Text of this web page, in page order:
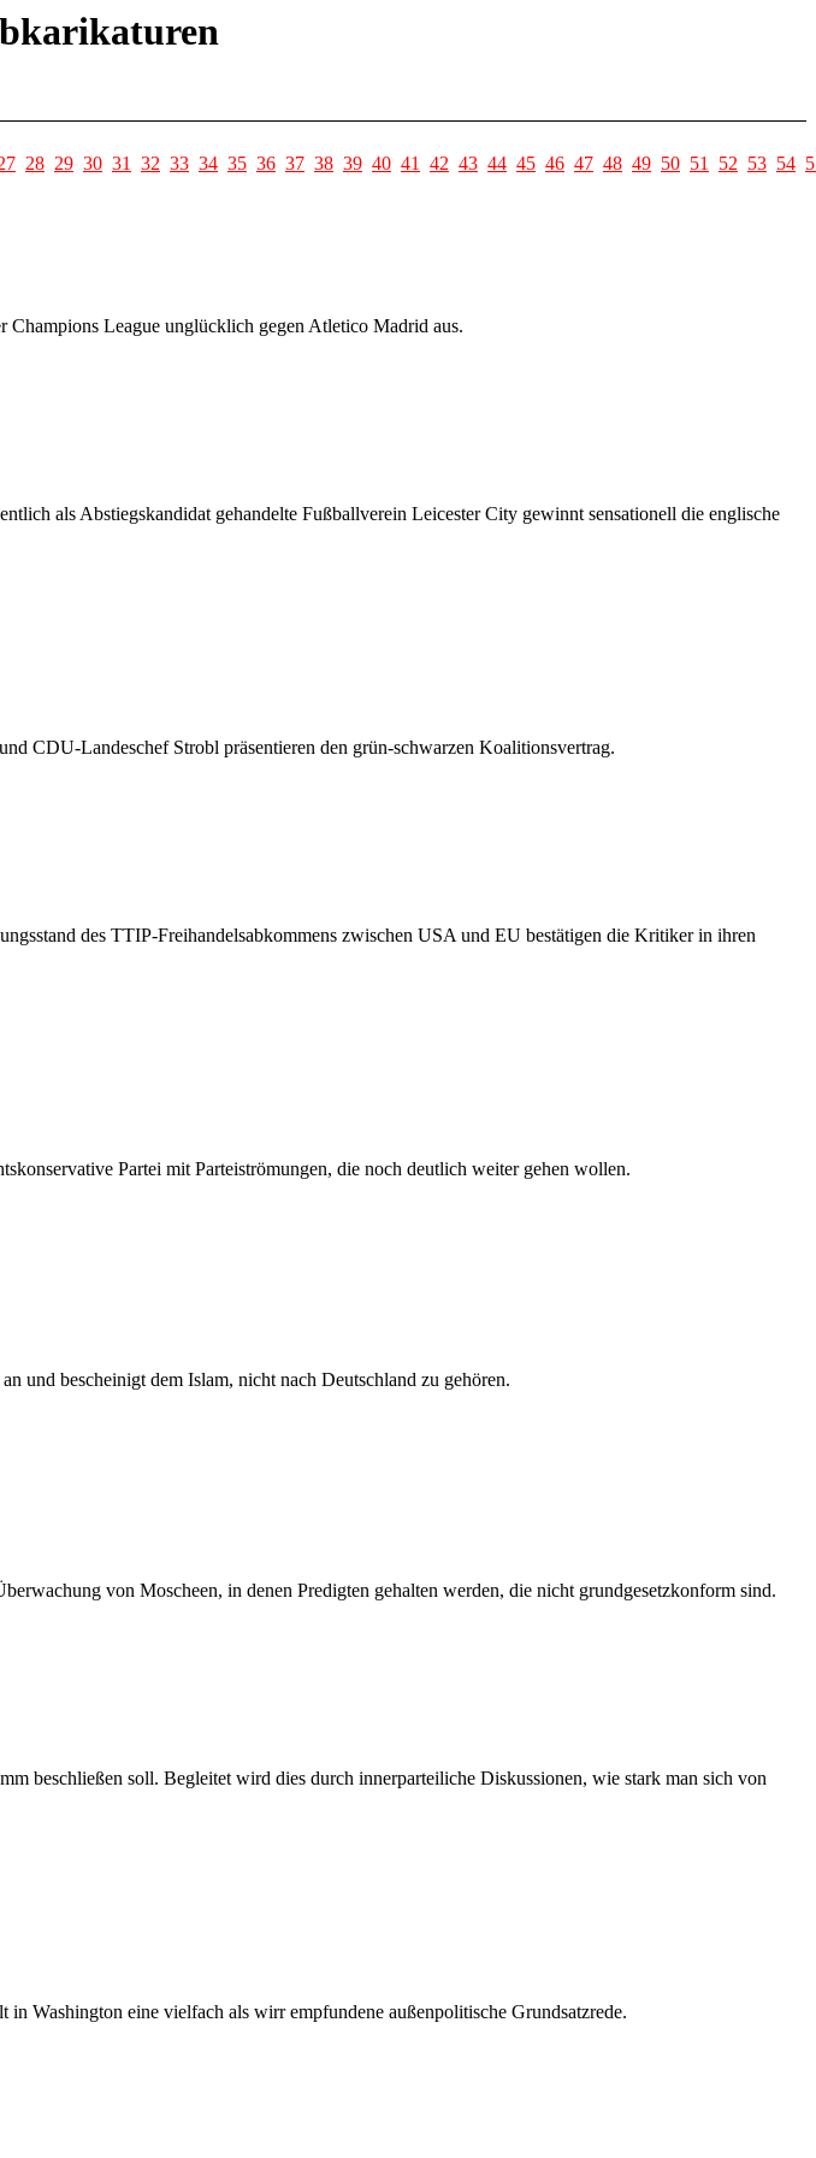
28 29 30 31 32 33 34 35 36 37 38 39 40 41 42 43 44 45 46 47 48 49 50 51 52 53 54
League unglücklich gegen Atletico Madrid aus.
als Abstiegskandidat gehandelte Fußballverein Leicester City gewinnt sensationell die englische
CDU-Landeschef Strobl präsentieren den grün-schwarzen Koalitionsvertrag.
des TTIP-Freihandelsabkommens zwischen USA und EU bestätigen die Kritiker in ihren
Partei mit Parteiströmungen, die noch deutlich weiter gehen wollen.
und bescheinigt dem Islam, nicht nach Deutschland zu gehören.
von Moscheen, in denen Predigten gehalten werden, die nicht grundgesetzkonform sind.
beschließen soll. Begleitet wird dies durch innerparteiliche Diskussionen, wie stark man sich von
Washington eine vielfach als wirr empfundene außenpolitische Grundsatzrede.